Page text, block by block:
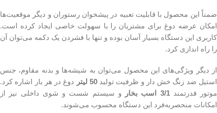
ضمناً این محصول با قابلیت تعبیه در پیشخوان رستوران و دیگر موقعیت‌ها
امکان عرضه دوغ برای مشتریان را با سهولت خاصی ایجاد کرده است.
کاربری این دستگاه بسیار آسان بوده و تنها با فشردن یک دکمه می‌توان آن
را راه اندازی کرد.
از دیگر ویژگی‌های این محصول می‌توان به شیشه‌ها و بدنه مقاوم، جنس
استیل ضد زنگ خش دار و ظرفیت تولید50 لیتر
دوغ در هر بار اشاره کرد.
موتور قدرتمند3/1 اسب بخار
و سیستم شست و شوی داخلی نیز از
امکانات منحصربه‌فرد این دستگاه محسوب می‌شوند.